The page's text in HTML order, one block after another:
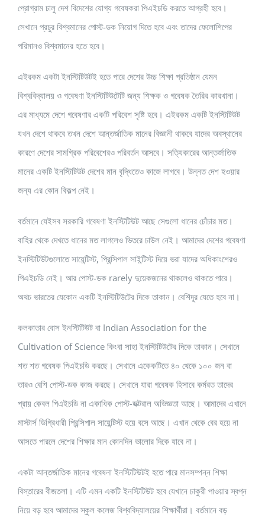
প্রোগ্রাম চালু দেশ বিদেশের যোগ্য গবেষকরা পিএইচডি করতে আগ্রহী হবে।
সেখানে প্রচুর বিশ্বমানের পোস্ট-ডক নিয়োগ দিতে হবে এবং তাদের ফেলোশিপের
পরিমানও বিশ্বমানের হতে হবে।
এইরকম একটা ইনস্টিটিউটই হতে পারে দেশের উচ্চ শিক্ষা প্রতিষ্ঠান যেমন
বিশ্ববিদ্যালয় ও গবেষণা ইনস্টিটিউটেটি জন্য শিক্ষক ও গবেষক তৈরির কারখানা।
এর মাধ্যমে দেশে গবেষণার একটি পরিবেশ সৃষ্টি হবে। এইরকম একটি ইনস্টিটিউট
যখন দেশে থাকবে তখন দেশে আন্তর্জাতিক মানের বিজ্ঞানী থাকবে যাদের অবস্থানের
কারণে দেশের সামগ্রিক পরিবেশেরও পরিবর্তন আসবে। সত্যিকারের আন্তর্জাতিক
মানের একটি ইনস্টিটিউট দেশের মান বৃদ্ধিতেও কাজে লাগবে। উন্নত দেশ হওয়ার
জন্য এর কোন বিকল্প নেই।
বর্তমানে যেইসব সরকারি গবেষণা ইনস্টিটিউট আছে সেগুলো ধানের চোঁচার মত।
বাহির থেকে দেখতে ধানের মত লাগলেও ভিতরে চাউল নেই। আমাদের দেশের গবেষণা
ইনস্টিটিউটগুলোতে সায়েন্টিস্ট, প্রিন্সিপাল সাইন্টিস্ট দিয়ে ভরা যাদের অধিকাংশেরও
পিএইচডি নেই। আর পোস্ট-ডক rarely দুয়েকজনের থাকলেও থাকতে পারে।
অথচ ভারতের যেকোন একটি ইনস্টিটিউটের দিকে তাকান। বেশিদূর যেতে হবে না।
কলকাতার বোস ইনস্টিটিউট বা Indian Association for the
Cultivation of Science কিংবা সাহা ইনস্টিটিউটের দিকে তাকান। সেখানে
শত শত গবেষক পিএইচডি করছে। সেখানে একেকটিতে ৪০ থেকে ১০০ জন বা
তারও বেশি পোস্ট-ডক কাজ করছে। সেখানে যারা গবেষক হিসাবে কর্মরত তাদের
প্রায় কেবল পিএইচডি না একাধিক পোস্ট-ডক্টরাল অভিজ্ঞতা আছে। আমাদের এখানে
মাস্টার্স ডিগ্রিধারী প্রিন্সিপাল সায়েন্টিস্ট হয়ে বসে আছে। এখান থেকে বের হয়ে না
আসতে পারলে দেশের শিক্ষার মান কোনদিন ভালোর দিকে যাবে না।
একটা আন্তর্জাতিক মানের গবেষনা ইনস্টিটিউটই হতে পারে মানসম্পন্ন শিক্ষা
বিস্তারের বীজতলা। এটি এমন একটি ইনস্টিটিউট হবে যেখানে চাকুরী পাওয়ার স্বপ্ন
নিয়ে বড় হবে আমাদের স্কুল কলেজ বিশ্ববিদ্যালয়ের শিক্ষার্থীরা। বর্তমানে বড়